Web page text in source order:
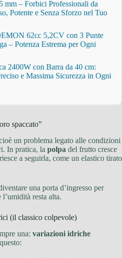
– Forbici Professionali da
Potente e Senza Sforzo nel Tuo
62cc 5,2CV con 3 Punte
– Potenza Estrema per Ogni
2400W con Barra da 40 cm:
e Massima Sicurezza in Ogni
spaccato”
un problema legato alle condizioni
In pratica, la polpa del frutto cresce
a seguirla, come un elastico tirato
una porta d’ingresso per
resta alta.
(il classico colpevole)
una: variazioni idriche